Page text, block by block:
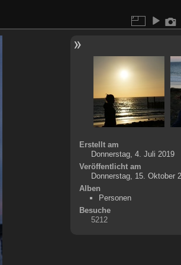
Erstellt am
Donnerstag, 4. Juli 2019
Veröffentlicht am
Donnerstag, 15. Oktober
Alben
Personen
Besuche
5212